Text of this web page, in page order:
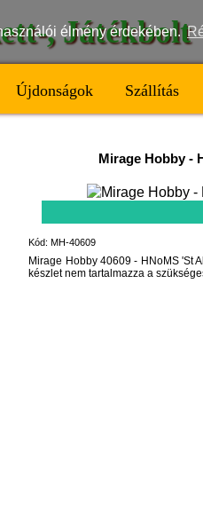
élmény érdekében.
,
Újdonságok Szállítás
Mirage Hobby-
Kód: MH-40609
Mirage Hobby 40609 - HNoMS 'St
készlet nem tartalmazza a